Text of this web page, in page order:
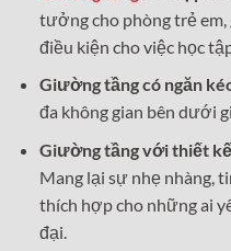
tưởng cho phòng trẻ
điều kiện cho việc học
Giường tầng có ngăn
đa không gian bên dưới
Giường tầng với thiết
Mang lại sự nhẹ nhàng,
thích hợp cho những ai
đại.